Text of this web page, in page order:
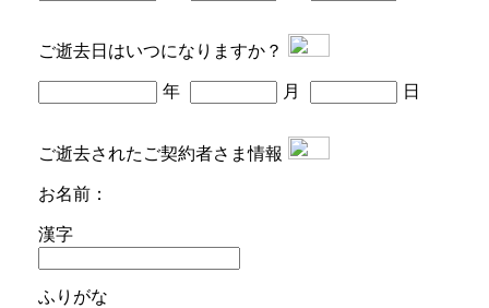
ご逝去日はいつになりますか？
年 月 日
ご逝去されたご契約者さま情報
お名前：
漢字
ふりがな